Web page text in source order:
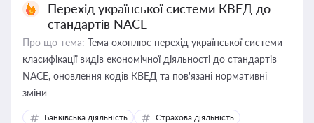
Перехід української системи КВЕД до
стандартів NACE
Про що тема: Тема охоплює перехід української системи
класифікації видів економічної діяльності до стандартів
NACE, оновлення кодів КВЕД та пов'язані нормативні
зміни
Банківська діяльність
Страхова діяльність